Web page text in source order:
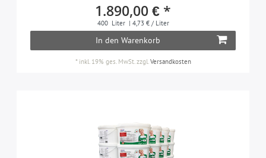
1.890,00 € *
400 Liter | 4,73 € / Liter
In den Warenkorb
* inkl. 19% ges. MwSt.zzgl.Versandkosten